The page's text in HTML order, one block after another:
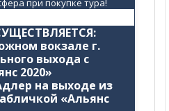
при покупке тура!
вокзале г.
выхода с
2020»
на выходе из
«Альянс